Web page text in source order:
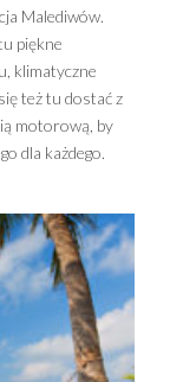
Malediwów.
piękne
klimatyczne
też tu dostać z
motorową, by
dla każdego.